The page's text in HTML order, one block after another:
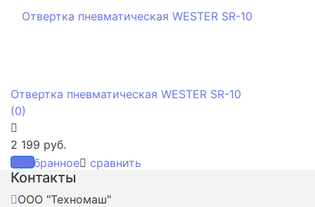
избранное сравнить
Отвертка пневматическая WESTER SR-10
(0)
2 199 руб.
Контакты
ООО "Техномаш"